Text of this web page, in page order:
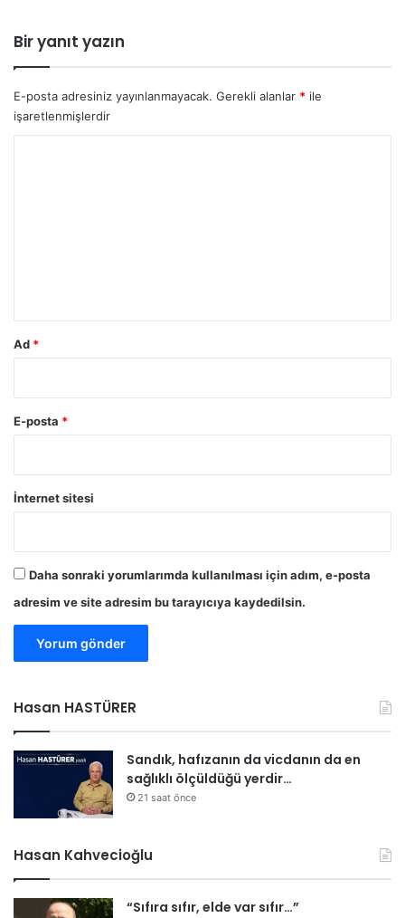
Bir yanıt yazın
E-posta adresiniz yayınlanmayacak. Gerekli alanlar * ile
işaretlenmişlerdir
Ad *
E-posta *
İnternet sitesi
Daha sonraki yorumlarımda kullanılması için adım, e-posta
adresim ve site adresim bu tarayıcıya kaydedilsin.
Hasan HASTÜRER
Sandık, hafızanın da vicdanın da en
sağlıklı ölçüldüğü yerdir…
21 saat önce
Hasan Kahvecioğlu
“Sıfıra sıfır, elde var sıfır…”